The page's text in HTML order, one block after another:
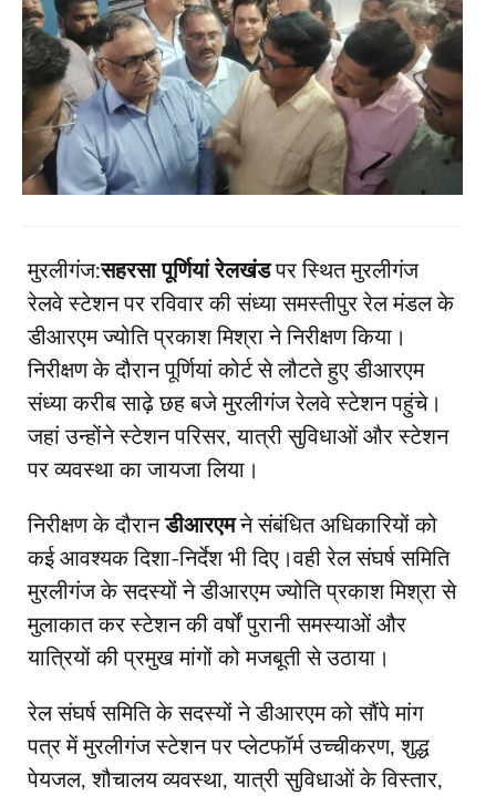
मुरलीगंज:सहरसा पूर्णियां रेलखंडपर स्थित मुरलीगंज
रेलवे स्टेशन पर रविवार की संध्या समस्तीपुर रेल मंडल के
डीआरएम ज्योति प्रकाश मिश्रा ने निरीक्षण किया।
निरीक्षण के दौरान पूर्णियां कोर्ट से लौटते हुए डीआरएम
संध्या करीब साढ़े छह बजे मुरलीगंज रेलवे स्टेशन पहुंचे।
जहां उन्होंने स्टेशन परिसर, यात्री सुविधाओं और स्टेशन
पर व्यवस्था का जायजा लिया।
निरीक्षण के दौरानडीआरएमने संबंधित अधिकारियों को
कई आवश्यक दिशा-निर्देश भी दिए।वही रेल संघर्ष समिति
मुरलीगंज के सदस्यों ने डीआरएम ज्योति प्रकाश मिश्रा से
मुलाकात कर स्टेशन की वर्षों पुरानी समस्याओं और
यात्रियों की प्रमुख मांगों को मजबूती से उठाया।
रेल संघर्ष समिति के सदस्यों ने डीआरएम को सौंपे मांग
पत्र में मुरलीगंज स्टेशन पर प्लेटफॉर्म उच्चीकरण, शुद्ध
पेयजल, शौचालय व्यवस्था, यात्री सुविधाओं के विस्तार,